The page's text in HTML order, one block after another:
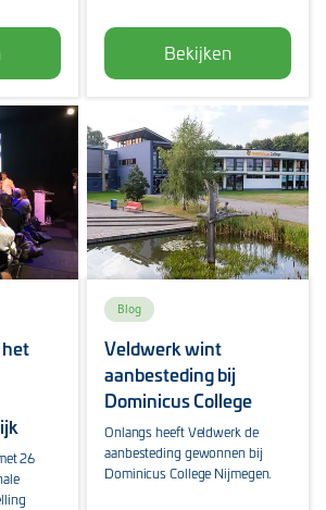
Bekijken
26
Blog
Veldwerk wint
aanbesteding bij
Dominicus College
Onlangs heeft Veldwerk de
aanbesteding gewonnen bij
Dominicus College Nijmegen.